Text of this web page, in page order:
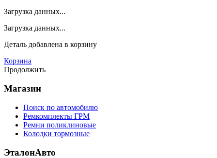
Загрузка данных...
Загрузка данных...
Деталь добавлена в корзину
Корзина
Продолжить
Магазин
Поиск по автомобилю
Ремкомплекты ГРМ
Ремни поликлиновые
Колодки тормозные
ЭталонАвто